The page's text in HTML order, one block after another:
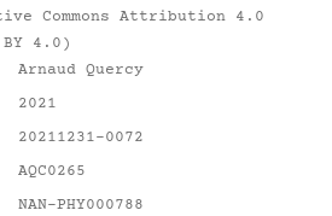
Commons Attribution 4.0
4.0)
Arnaud Quercy
2021
20211231-0072
AQC0265
NAN-PHY000788